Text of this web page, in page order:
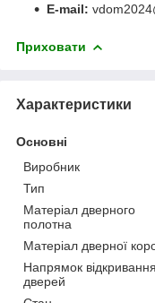
E-mail:
Приховати
Характеристики
Основні
Виробник
Тип
Матеріал дверного
полотна
Матеріал дверної
Напрямок відкривання
дверей